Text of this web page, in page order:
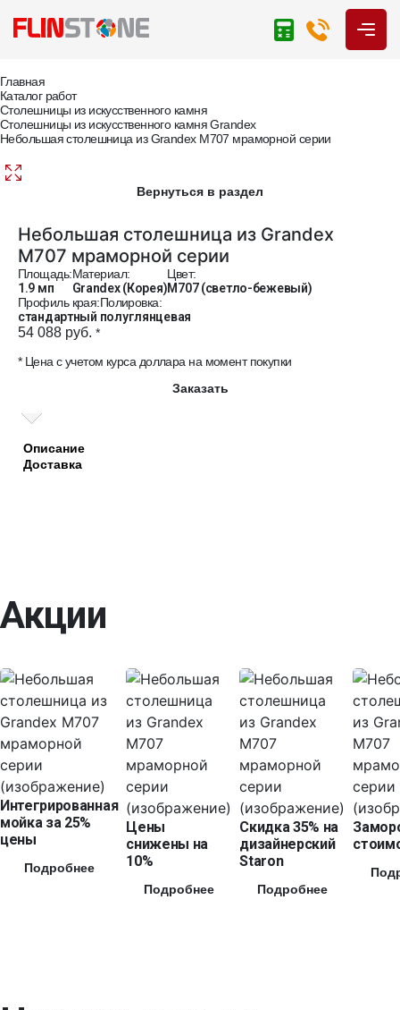
Главная
Каталог работ
Столешницы из искусственного камня
Столешницы из искусственного камня Grandex
Небольшая столешница из Grandex M707 мраморной серии
Вернуться в раздел
Небольшая столешница из Grandex
M707 мраморной серии
Площадь:
1.9 мп
Материал:
Grandex (Корея)
Цвет:
M707 (светло-бежевый)
Профиль края:
стандартный
Полировка:
полуглянцевая
54 088 руб. *
* Цена с учетом курса доллара на момент покупки
Заказать
Описание
Доставка
Акции
Интегрированная
мойка за 25%
цены
Подробнее
Цены
снижены на
10%
Подробнее
Скидка 35% на
дизайнерский
Staron
Подробнее